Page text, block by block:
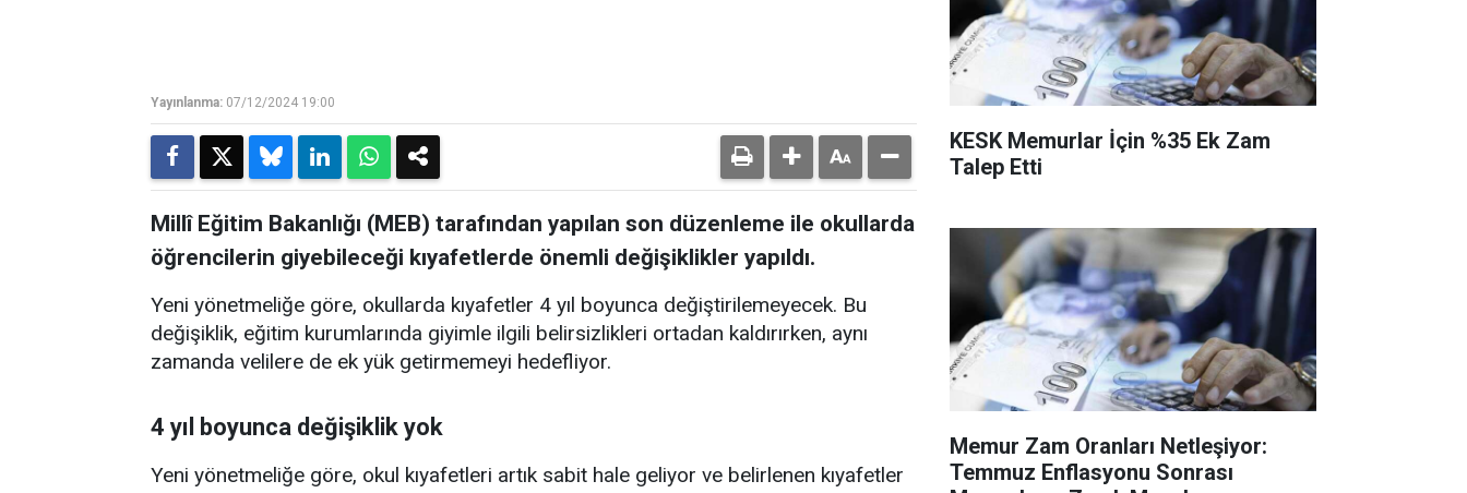
Yayınlanma: 07/12/2024 19:00
Millî Eğitim Bakanlığı (MEB) tarafından yapılan son düzenleme ile okullarda
öğrencilerin giyebileceği kıyafetlerde önemli değişiklikler yapıldı.
Yeni yönetmeliğe göre, okullarda kıyafetler 4 yıl boyunca değiştirilemeyecek. Bu
değişiklik, eğitim kurumlarında giyimle ilgili belirsizlikleri ortadan kaldırırken, aynı
zamanda velilere de ek yük getirmemeyi hedefliyor.
4 yıl boyunca değişiklik yok
Yeni yönetmeliğe göre, okul kıyafetleri artık sabit hale geliyor ve belirlenen kıyafetler
KESK Memurlar İçin %35 Ek Zam
Talep Etti
Memur Zam Oranları Netleşiyor:
Temmuz Enflasyonu Sonrası